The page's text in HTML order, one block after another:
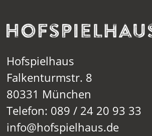
Hofspielhaus
Falkenturmstr. 8
80331 München
Telefon: 089 / 24 20 93 33
info@hofspielhaus.de